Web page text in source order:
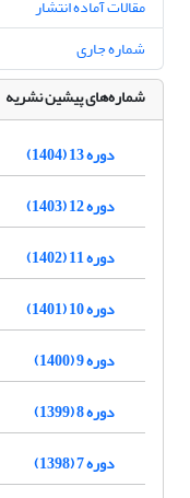
مقالات آماده انتشار
شماره جاری
شماره‌های پیشین نشریه
دوره 13 (1404)
دوره 12 (1403)
دوره 11 (1402)
دوره 10 (1401)
دوره 9 (1400)
دوره 8 (1399)
دوره 7 (1398)